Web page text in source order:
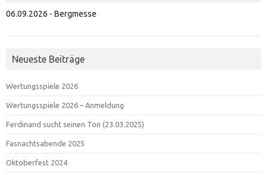
06.09.2026 - Bergmesse
Neueste Beiträge
Wertungsspiele 2026
Wertungsspiele 2026 – Anmeldung
Ferdinand sucht seinen Ton (23.03.2025)
Fasnachtsabende 2025
Oktoberfest 2024